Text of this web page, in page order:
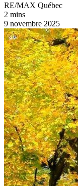
RE/MAX Québec
2 mins
9 novembre 2025